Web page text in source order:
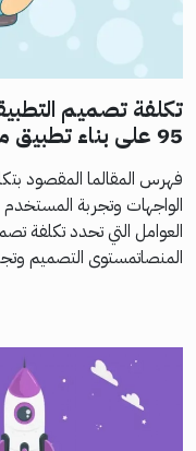
تكلفة تصميم
95 على بناء تطبيق مناسب لميزانيتك؟
فهرس المقالما المقصود
الواجهات وتجربة
العوامل التي تحدد تكلفة
المنصاتمستوى التصميم